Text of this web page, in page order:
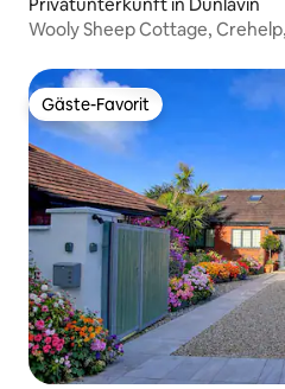
Wooly Sheep Cottage,
Gäste-Favorit
Gäste-Favorit